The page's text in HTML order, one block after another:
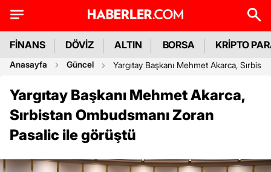
FİNANS DÖVİZ ALTIN BORSA KRİPTO
Anasayfa Güncel Yargıtay Başkanı Mehmet Akarca,
Yargıtay Başkanı Mehmet Akarca,
Sırbistan Ombudsmanı Zoran
Pasalic ile görüştü